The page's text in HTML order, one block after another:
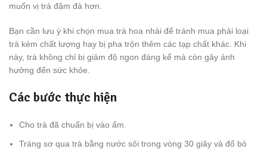
muốn vị trà đậm đà hơn.
Bạn cần lưu ý khi chọn mua trà hoa nhài để tránh mua phải loại
trà kém chất lượng hay bị pha trộn thêm các tạp chất khác. Khi
này, trà không chỉ bị giảm độ ngon đáng kể mà còn gây ảnh
hưởng đến sức khỏe.
Các bước thực hiện
Cho trà đã chuẩn bị vào ấm.
Tráng sơ qua trà bằng nước sôi trong vòng 30 giây và đổ bỏ